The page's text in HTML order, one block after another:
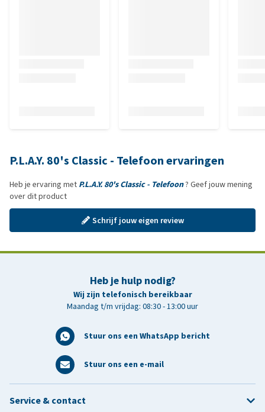
P.L.A.Y. 80's Classic - Telefoon ervaringen
Heb je ervaring met P.L.A.Y. 80's Classic - Telefoon? Geef jouw mening
over dit product
Schrijf jouw eigen review
Heb je hulp nodig?
Wij zijn telefonisch bereikbaar
Maandag t/m vrijdag: 08:30 - 13:00 uur
Stuur ons een WhatsApp bericht
Stuur ons een e-mail
Service & contact